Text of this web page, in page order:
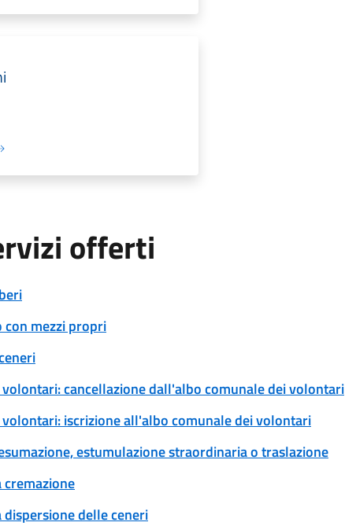
offerti
con mezzi propri
cancellazione dall'albo comunale dei volontari
iscrizione all'albo comunale dei volontari
estumulazione straordinaria o traslazione
delle ceneri